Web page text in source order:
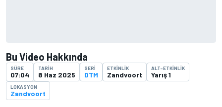
Bu Video Hakkında
SÜRE
07:04
TARIH
8 Haz 2025
SERI
DTM
ETKINLIK
Zandvoort
ALT-ETKINLIK
Yarış 1
LOKASYON
Zandvoort